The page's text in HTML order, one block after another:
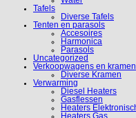
Tafels
Diverse Tafels
Tenten en parasols
Accesoires
Harmonica
Parasols
Uncategorized
Verkoopwagens en kramen
Diverse Kramen
Verwarming
Diesel Heaters
Gasflessen
Heaters
Heaters Gas